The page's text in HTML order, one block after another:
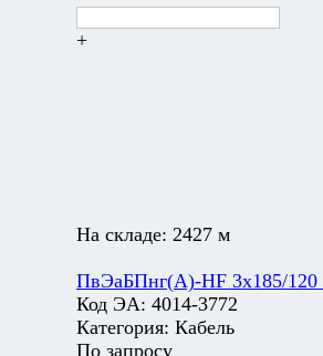
+
На складе: 2427 м
ПвЭаБПнг(А)-HF 3х185/120
Код ЭА: 4014-3772
Категория: Кабель
По запросу